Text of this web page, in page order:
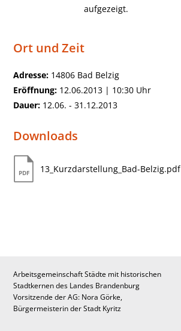
aufgezeigt.
Ort und Zeit
Adresse: 14806 Bad Belzig
Eröffnung: 12.06.2013 | 10:30 Uhr
Dauer: 12.06. - 31.12.2013
Downloads
13_Kurzdarstellung_Bad-Belzig.pdf
Arbeitsgemeinschaft Städte mit historischen
Stadtkernen des Landes Brandenburg
Vorsitzende der AG: Nora Görke,
Bürgermeisterin der Stadt Kyritz